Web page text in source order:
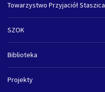
Towarzystwo Przyjaciół Staszica
SZOK
Biblioteka
Projekty